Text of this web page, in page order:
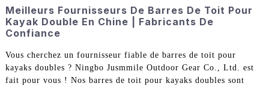
Meilleurs Fournisseurs De Barres De Toit Pour
Kayak Double En Chine | Fabricants De
Confiance
Vous cherchez un fournisseur fiable de barres de toit pour
kayaks doubles ? Ningbo Jusmmile Outdoor Gear Co., Ltd. est
fait pour vous ! Nos barres de toit pour kayaks doubles sont